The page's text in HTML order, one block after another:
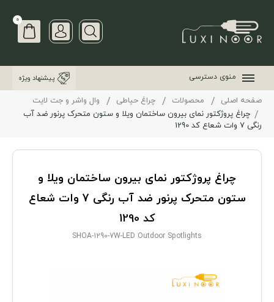
0
منوی دسترسی پیشنهاد ویژه
صفحه اصلی محصولات چراغ حیاطی
وال واشر و جت لایت
چراغ پروژکتور نمای بیرون ساختمان ویلا و ستون متحرک پرنور ضد آب
رنگی 7 وات شعاع کد 1290
چراغ پروژکتور نمای بیرون ساختمان ویلا و
ستون متحرک پرنور ضد آب رنگی 7 وات شعاع
کد 1290
SHOA-1290-7W-LED Outdoor Spotlights